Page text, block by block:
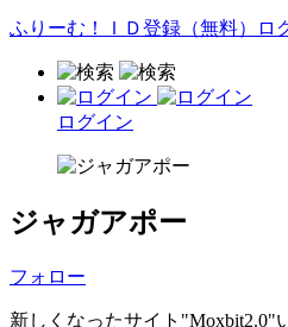
ふりーむ！ＩＤ登録（無料） ロ
ログイン
ジャガアポー
フォロー
新しくなったサイト"Moxbit2.0"